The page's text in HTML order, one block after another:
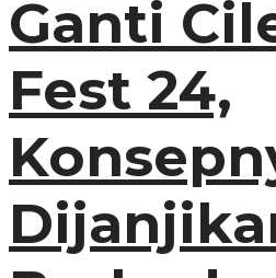
Ganti
Fest 24,